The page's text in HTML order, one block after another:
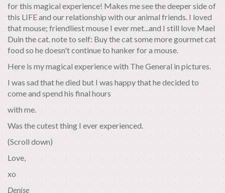
for this magical experience! Makes me see the deeper side of
this LIFE and our relationship with our animal friends. I loved
that mouse; friendliest mouse I ever met...and I still love Mael
Duin the cat. note to self: Buy the cat some more gourmet cat
food so he doesn't continue to hanker for a mouse.
Here is my magical experience with The General in pictures.
I was sad that he died but I was happy that he decided to
come and spend his final hours
with me.
Was the cutest thing I ever experienced.
(Scroll down)
Love,
xo
Denise